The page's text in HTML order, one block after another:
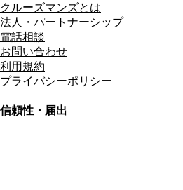
クルーズマンズとは
法人・パートナーシップ
電話相談
お問い合わせ
利用規約
プライバシーポリシー
信頼性・届出